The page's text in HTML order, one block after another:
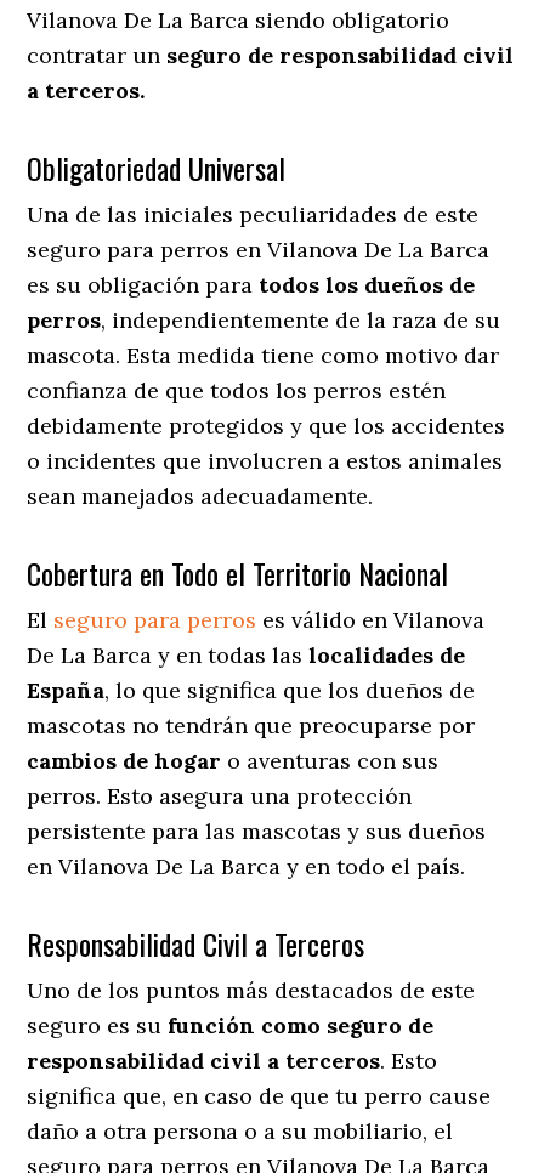
Vilanova De La Barca siendo obligatorio
contratar un seguro de responsabilidad civil
a terceros.
Obligatoriedad Universal
Una de las iniciales peculiaridades de este
seguro para perros en Vilanova De La Barca
es su obligación para todos los dueños de
perros, independientemente de la raza de su
mascota. Esta medida tiene como motivo dar
confianza de que todos los perros estén
debidamente protegidos y que los accidentes
o incidentes que involucren a estos animales
sean manejados adecuadamente.
Cobertura en Todo el Territorio Nacional
El seguro para perros es válido en Vilanova
De La Barca y en todas laslocalidades de
España, lo que significa que los dueños de
mascotas no tendrán que preocuparse por
cambios de hogar o aventuras con sus
perros. Esto asegura una protección
persistente para las mascotas y sus dueños
en Vilanova De La Barca y en todo el país.
Responsabilidad Civil a Terceros
Uno de los puntos más destacados de este
seguro es su función como seguro de
responsabilidad civil a terceros. Esto
significa que, en caso de que tu perro cause
daño a otra persona o a su mobiliario, el
seguro para perros en Vilanova De La Barca